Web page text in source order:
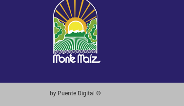
by Puente Digital ®